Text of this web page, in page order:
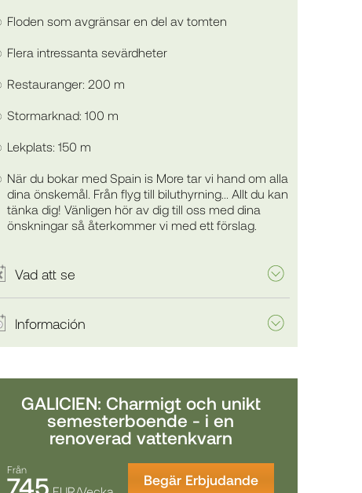
Floden som avgränsar en del av tomten
Flera intressanta sevärdheter
Restauranger: 200 m
Stormarknad: 100 m
Lekplats: 150 m
När du bokar med Spain is More tar vi hand om alla
dina önskemål. Från flyg till biluthyrning... Allt du kan
tänka dig! Vänligen hör av dig till oss med dina
önskningar så återkommer vi med ett förslag.
Vad att se
Información
GALICIEN: Charmigt och unikt
semesterboende - i en
renoverad vattenkvarn
Från
745 Begär Erbjudande